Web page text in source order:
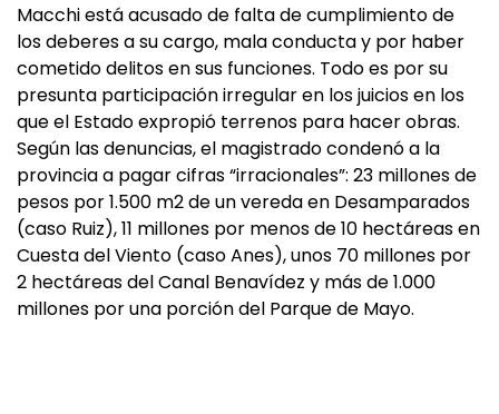
Macchi está acusado de falta de cumplimiento de
los deberes a su cargo, mala conducta y por haber
cometido delitos en sus funciones. Todo es por su
presunta participación irregular en los juicios en los
que el Estado expropió terrenos para hacer obras.
Según las denuncias, el magistrado condenó a la
provincia a pagar cifras “irracionales”: 23 millones de
pesos por 1.500 m2 de un vereda en Desamparados
(caso Ruiz), 11 millones por menos de 10 hectáreas en
Cuesta del Viento (caso Anes), unos 70 millones por
2 hectáreas del Canal Benavídez y más de 1.000
millones por una porción del Parque de Mayo.